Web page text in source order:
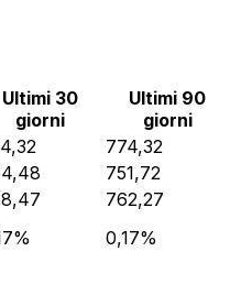
Ultimi 30
giorni
Ultimi 90
giorni
774,32
751,72
762,27
0,17%